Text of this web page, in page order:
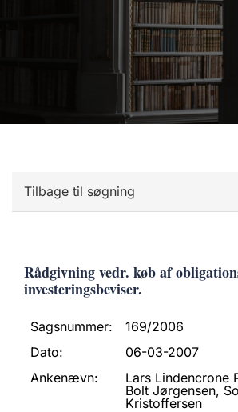
Tilbage til søgning
Rådgivning vedr. køb af
investeringsbeviser.
Sagsnummer:
169/2006
Dato:
06-03-2007
Ankenævn:
Lars Lindencrone
Bolt Jørgensen,
Kristoffersen